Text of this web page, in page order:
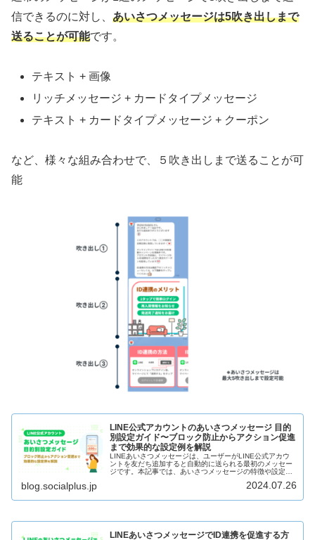
信できるのに対し、 あいさつメッセージは5吹き出しまで
送ることが可能です。
テキスト + 画像
リッチメッセージ + カードタイプメッセージ
テキスト + カードタイプメッセージ + クーポン
など、様々な組み合わせで、５吹き出しまで送ることが可
能
LINE公式アカウントのあいさつメッセージ 目的
別設定ガイド〜ブロック防止からアクション促進
まで効果的な設定例を解説
LINEあいさつメッセージは、ユーザーがLINE公式アカウ
ントを友だち追加すると自動的に送られる最初のメッセー
ジです。本記事では、あいさつメッセージの特徴や設定の
つメッセージ設定例をご紹介していきます。
blog.socialplus.jp 2024.07.26
LINEあいさつメッセージでID連携を促進する方